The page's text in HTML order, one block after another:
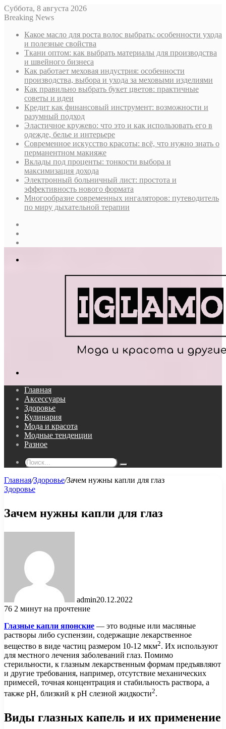
Суббота, 8 августа 2026
Breaking News
Какое масло для роста волос выбрать: особенности ухода
и полезные свойства
Ткани оптом: как выбрать материалы для производства
и швейного бизнеса
Как работает меховая индустрия: особенности
производства, выбора и ухода за меховыми изделиями
Как правильно выбрать букет цветов: практичные
советы и идеи
Кредит как финансовый инструмент: возможности и
разумный подход
Эластичное кружево: что это и как использовать его в
одежде, белье и интерьере
Современное искусство красоты: всё, что нужно знать о
перманентном макияже
Вклады под проценты: тонкости выбора и
максимизация дохода
Электронный больничный лист: простота и
эффективность нового формата
Многообразие современных ингаляторов: путеводитель
по миру дыхательной терапии
Главная
Аксессуары
Здоровье
Кулинария
Мода и красота
Модные тенденции
Разное
Поиск...
Главная/Здоровье/Зачем нужны капли для глаз
Здоровье
Зачем нужны капли для глаз
admin20.12.2022
76 2 минут на прочтение
Глазные капли японские — это водные или масляные
растворы либо суспензии, содержащие лекарственное
вещество в виде частиц размером 10-12 мкм2. Их используют
для местного лечения заболеваний глаз. Помимо
стерильности, к глазным лекарственным формам предъявляют
и другие требования, например, отсутствие механических
примесей, точная концентрация и стабильность раствора, а
также pH, близкий к pH слезной жидкости2.
Виды глазных капель и их применение